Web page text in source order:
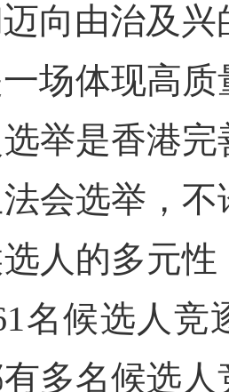
向由治及兴
场体现高
举是香港
会选举，
人的多元
名候选人竞
多名候选